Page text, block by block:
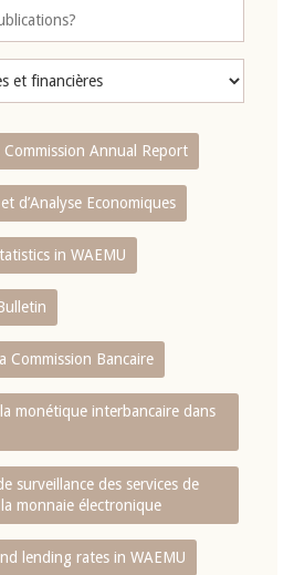
Commission Annual Report
d’Analyse Economiques
in WAEMU
Commission Bancaire
monétique interbancaire dans
surveillance des services de
monnaie électronique
lending rates in WAEMU